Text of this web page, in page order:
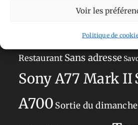
Voir les
Politique de
Olympus
ParisPays-Bas
Restaurant Sans adresse
Sony A77 Mark II
A700 Sortie du dimanche